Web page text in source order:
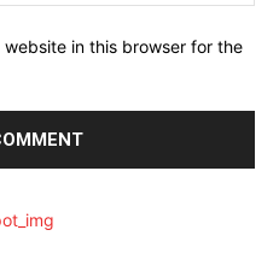
in this browser for the